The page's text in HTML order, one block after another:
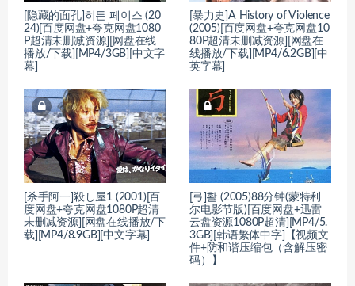
[隐藏的面孔]히든 페이스 (20
24)[百度网盘+夸克网盘1080
P超清未删减资源][网盘在线
播放/下载][MP4/3GB][中文字
幕]
[暴力史]A History of Violence
(2005)[百度网盘+夸克网盘10
80P超清未删减资源][网盘在
线播放/下载][MP4/6.2GB][中
英字幕]
[杀手阿一]殺し屋1 (2001)[百
度网盘+夸克网盘1080P超清
未删减资源][网盘在线播放/下
载][MP4/8.9GB][中文字幕]
[弓]활 (2005)88分钟(蒙特利
尔电影节版)[百度网盘+迅雷
云盘资源1080P超清][MP4/5.
3GB][韩语繁体中字]【视频文
件+防和谐压缩包（含解压密
码）】